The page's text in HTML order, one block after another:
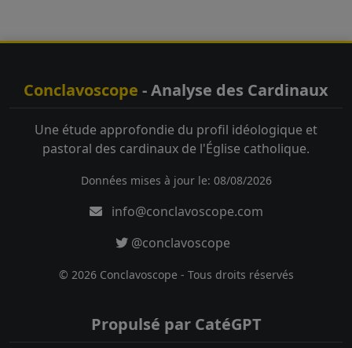
Conclavoscope - Analyse des Cardinaux
Une étude approfondie du profil idéologique et
pastoral des cardinaux de l'Église catholique.
Données mises à jour le: 08/08/2026
info@conclavoscope.com
@conclavoscope
© 2026 Conclavoscope - Tous droits réservés
Propulsé par CatéGPT